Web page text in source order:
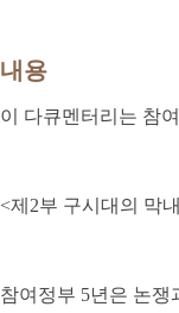
내용
이 다큐멘터리는 참
<제2부 구시대의 막
참여정부 5년은 논쟁